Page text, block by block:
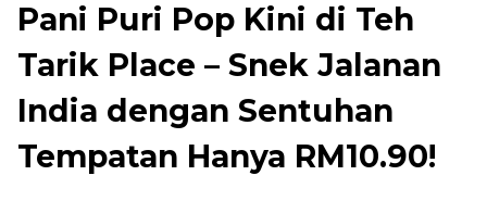
Pani Puri Pop Kini di Teh
Tarik Place – Snek Jalanan
India dengan Sentuhan
Tempatan Hanya RM10.90!